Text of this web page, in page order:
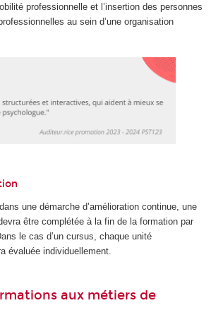
professionnelle et l’insertion des personnes
au sein d’une organisation
une démarche d’amélioration continue, une
être complétée à la fin de la formation par
le cas d’un cursus, chaque unité
évaluée individuellement.
aux métiers de